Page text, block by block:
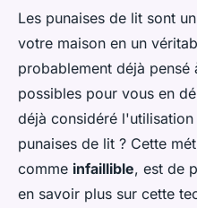
Les punaises de lit sont
votre maison en un
probablement déjà pensé
possibles pour vous en
déjà considéré
punaises de lit ? Cette
comme infaillible, est de
en savoir plus sur cette